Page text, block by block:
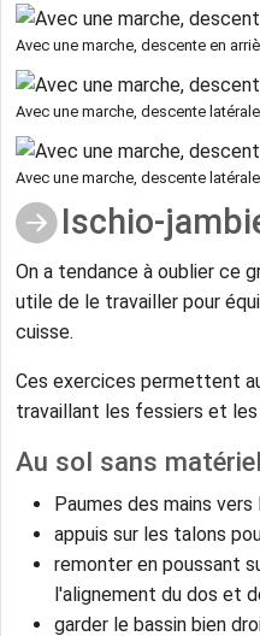
Avec une marche, descente en
Avec une marche, descente
Avec une marche, descente
Ischio-
On a tendance à oublier ce
utile de le travailler pour
cuisse.
Ces exercices permettent
travaillant les fessiers et les
Au sol sans matériel
Paumes des mains vers
appuis sur les talons
remonter en poussant
l'alignement du dos et
garder le bassin bien